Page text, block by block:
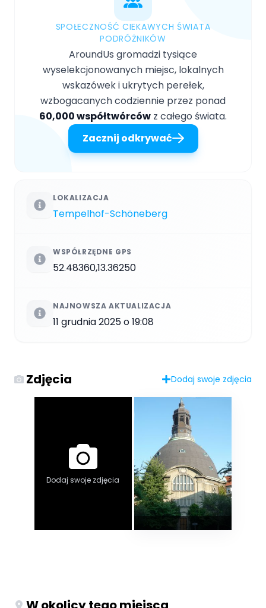
SPOŁECZNOŚĆ CIEKAWYCH ŚWIATA
PODRÓŻNIKÓW
AroundUs gromadzi tysiące
wyselekcjonowanych miejsc, lokalnych
wskazówek i ukrytych perełek,
wzbogacanych codziennie przez ponad
60,000 współtwórców z całego świata.
Zacznij odkrywać
LOKALIZACJA
Tempelhof-Schöneberg
WSPÓŁRZĘDNE GPS
52.48360,13.36250
NAJNOWSZA AKTUALIZACJA
11 grudnia 2025 o 19:08
Zdjęcia Dodaj swoje zdjęcia
Dodaj swoje zdjęcia